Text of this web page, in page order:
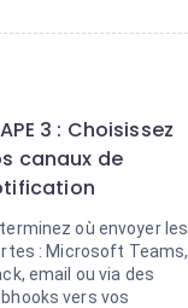
3 : Choisissez
canaux de
où envoyer les
: Microsoft Teams,
email ou via des
vers vos